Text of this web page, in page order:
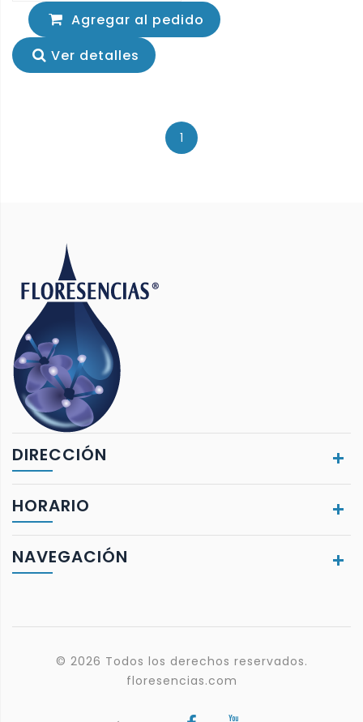
Agregar al pedido
Ver detalles
1
DIRECCIÓN
HORARIO
NAVEGACIÓN
© 2026 Todos los derechos reservados.
floresencias.com